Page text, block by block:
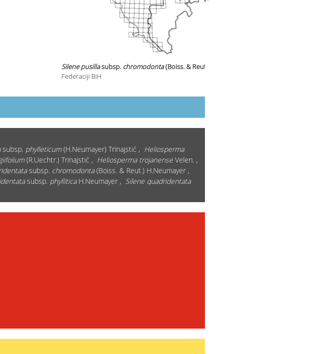
Silene pusillasubsp. chromodonta(Boiss. & Reut.) Greuter
Federaciji BiH
subsp. phylleticum(H.Neumayer) Trinajstić , Heliosperma
(R.Uechtr.) Trinajstić , Heliosperma trojanense Velen. ,
subsp. chromodonta(Boiss. & Reut.) H.Neumayer ,
subsp. phylliticaH.Neumayer , Silene quadridentata